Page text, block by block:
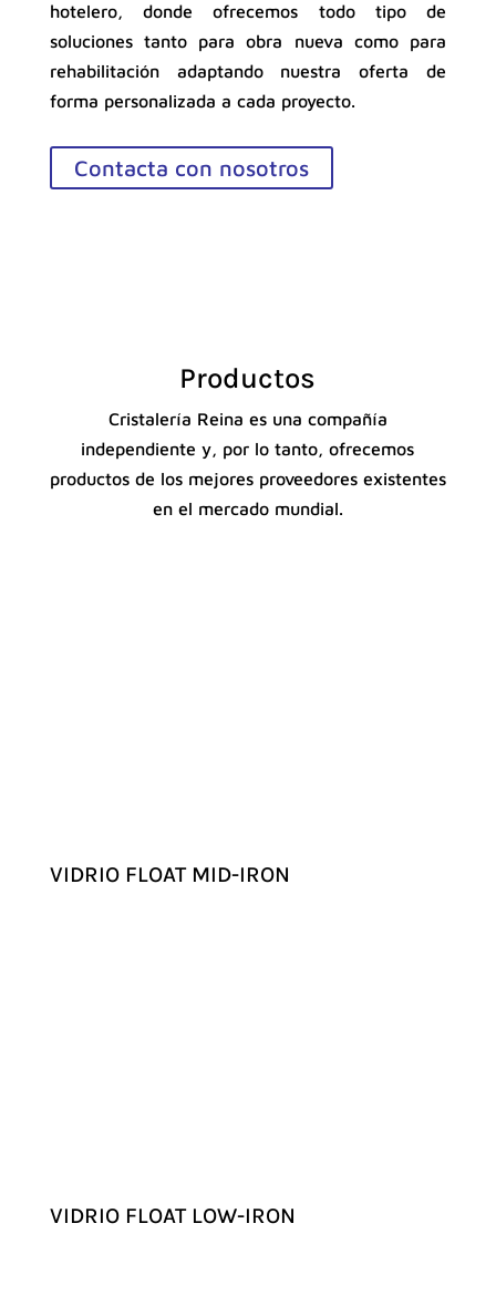
hotelero, donde ofrecemos todo tipo de
soluciones tanto para obra nueva como para
rehabilitación adaptando nuestra oferta de
forma personalizada a cada proyecto.
Contacta con nosotros
Productos
Cristalería Reina es una compañía
independiente y, por lo tanto, ofrecemos
productos de los mejores proveedores existentes
en el mercado mundial.
VIDRIO FLOAT MID-IRON
VIDRIO FLOAT LOW-IRON